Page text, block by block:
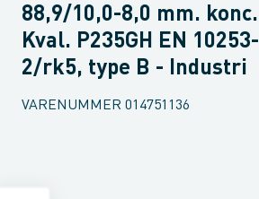
88,9/10,0-8,0 mm. konc.
Kval. P235GH EN 10253-
2/rk5, type B - Industri
VARENUMMER 014751136